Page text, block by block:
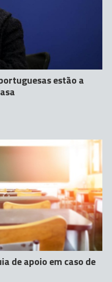
estão a
de apoio em caso de